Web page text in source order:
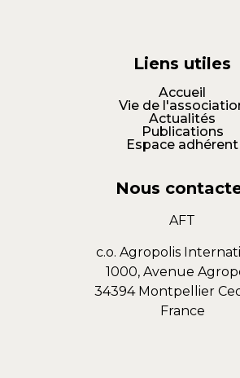
Liens utiles
Accueil
Vie de
Actualités
Publications
Espace adhérent
Nous
AFT
c.o. Agropolis
1000, Avenue
34394 Montpellier
France